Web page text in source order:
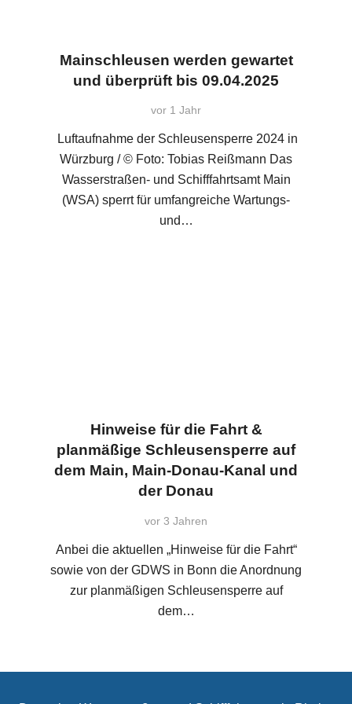
Mainschleusen werden gewartet
und überprüft bis 09.04.2025
vor 1 Jahr
Luftaufnahme der Schleusensperre 2024 in
Würzburg / © Foto: Tobias Reißmann Das
Wasserstraßen- und Schifffahrtsamt Main
(WSA) sperrt für umfangreiche Wartungs-
und…
Hinweise für die Fahrt &
planmäßige Schleusensperre auf
dem Main, Main-Donau-Kanal und
der Donau
vor 3 Jahren
Anbei die aktuellen „Hinweise für die Fahrt“
sowie von der GDWS in Bonn die Anordnung
zur planmäßigen Schleusensperre auf
dem…